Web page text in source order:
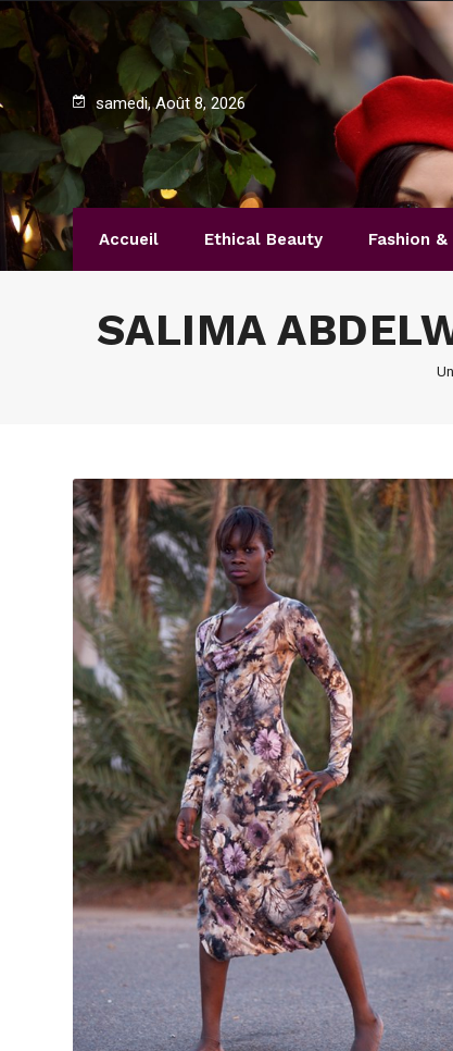
samedi, Août 8, 2026
Accueil Ethical Beauty Fashion
SALIMA